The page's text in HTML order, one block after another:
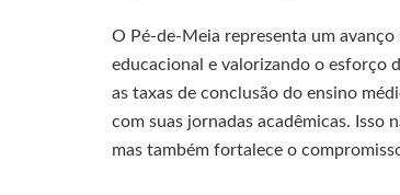
O Pé-de-Meia representa um
educacional e valorizando o esforço
as taxas de conclusão do ensino
com suas jornadas acadêmicas. Isso
mas também fortalece o